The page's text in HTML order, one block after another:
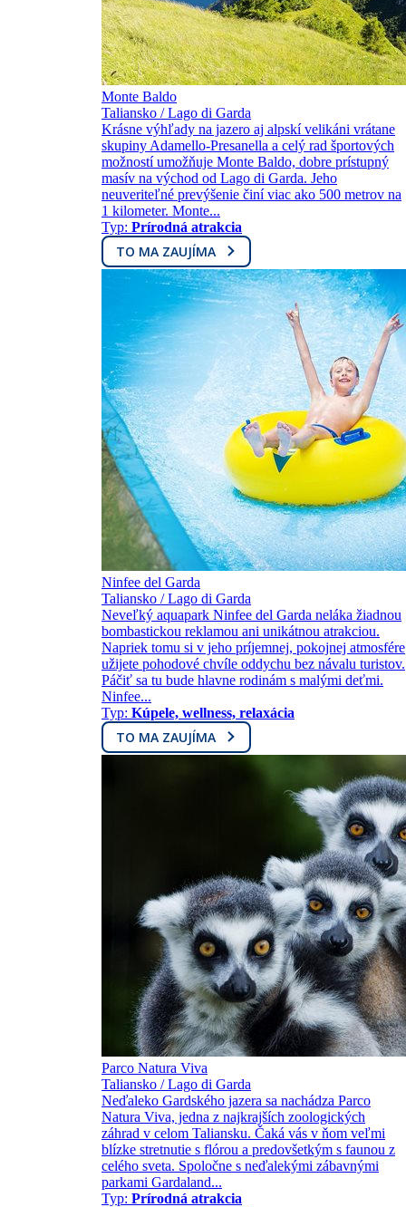
Monte Baldo
Taliansko / Lago di Garda
Krásne výhľady na jazero aj alpskí velikáni vrátane
skupiny Adamello-Presanella a celý rad športových
možností umožňuje Monte Baldo, dobre prístupný
masív na východ od Lago di Garda. Jeho
neuveriteľné prevýšenie činí viac ako 500 metrov na
1 kilometer. Monte...
Typ: Prírodná atrakcia
TO MA ZAUJÍMA
Ninfee del Garda
Taliansko / Lago di Garda
Neveľký aquapark Ninfee del Garda neláka žiadnou
bombastickou reklamou ani unikátnou atrakciou.
Napriek tomu si v jeho príjemnej, pokojnej atmosfére
užijete pohodové chvíle oddychu bez návalu turistov.
Páčiť sa tu bude hlavne rodinám s malými deťmi.
Ninfee...
Typ: Kúpele, wellness, relaxácia
TO MA ZAUJÍMA
Parco Natura Viva
Taliansko / Lago di Garda
Neďaleko Gardského jazera sa nachádza Parco
Natura Viva, jedna z najkrajších zoologických
záhrad v celom Taliansku. Čaká vás v ňom veľmi
blízke stretnutie s flórou a predovšetkým s faunou z
celého sveta. Spoločne s neďalekými zábavnými
parkami Gardaland...
Typ: Prírodná atrakcia